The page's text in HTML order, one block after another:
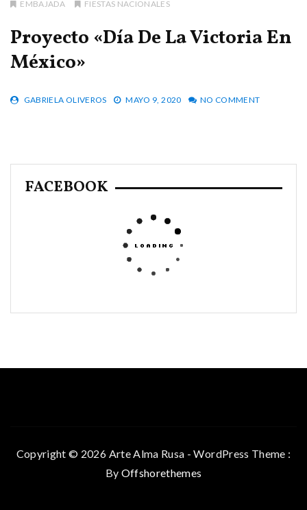
EMBAJADA FIESTAS NACIONALES
Proyecto «Día De La Victoria En
México»
GABRIELA OLIVEROS MAYO 9, 2020 NO COMMENT
FACEBOOK
Copyright © 2026 Arte Alma Rusa - WordPress Theme :
By Offshorethemes